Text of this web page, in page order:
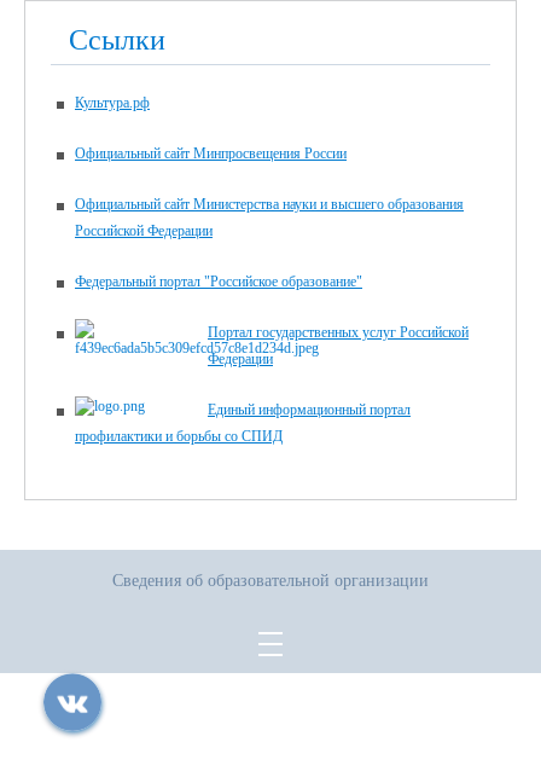
Ссылки
Культура.рф
Официальный сайт Минпросвещения России
Официальный сайт Министерства науки и высшего образования
Российской Федерации
Федеральный портал "Российское образование"
Портал государственных услуг Российской
Федерации
Единый информационный портал
профилактики и борьбы со СПИД
Сведения об образовательной организации